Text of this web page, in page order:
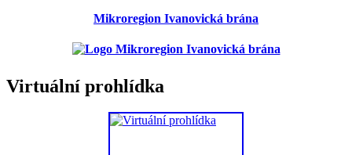
Mikroregion Ivanovická brána
Virtuální prohlídka